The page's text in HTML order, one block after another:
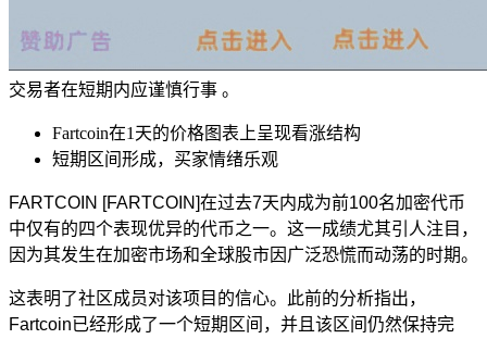
交易者在短期内应谨慎行事 。
Fartcoin在1天的价格图表上呈现看涨结构
短期区间形成，买家情绪乐观
FARTCOIN [FARTCOIN]在过去7天内成为前100名加密代币
中仅有的四个表现优异的代币之一。这一成绩尤其引人注目，
因为其发生在加密市场和全球股市因广泛恐慌而动荡的时期。
这表明了社区成员对该项目的信心。此前的分析指出，
Fartcoin已经形成了一个短期区间，并且该区间仍然保持完